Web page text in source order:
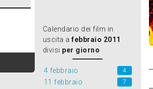
Calendario dei film in
uscita afebbraio 2011
divisi per giorno
4 febbraio 4
11 febbraio 7